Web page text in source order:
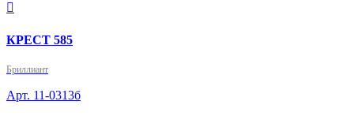

КРЕСТ 585
Бриллиант
Арт. 11-0313б